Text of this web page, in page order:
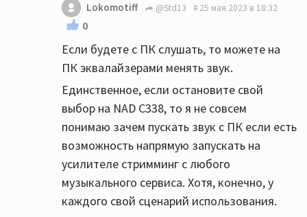
Lokomotiff @Std13 25 мая 2023 в 18:32
0
Если будете с ПК слушать, то можете на
ПК эквалайзерами менять звук.
Единственное, если остановите свой
выбор на NAD C338, то я не совсем
понимаю зачем пускать звук с ПК если есть
возможность напрямую запускать на
усилителе стримминг с любого
музыкального сервиса. Хотя, конечно, у
каждого свой сценарий использования.